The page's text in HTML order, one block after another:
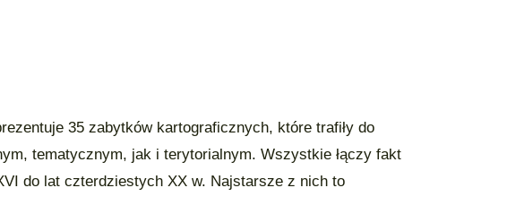
35 zabytków kartograficznych, które trafiły do
tematycznym, jak i terytorialnym. Wszystkie łączy fakt
do lat czterdziestych XX w. Najstarsze z nich to